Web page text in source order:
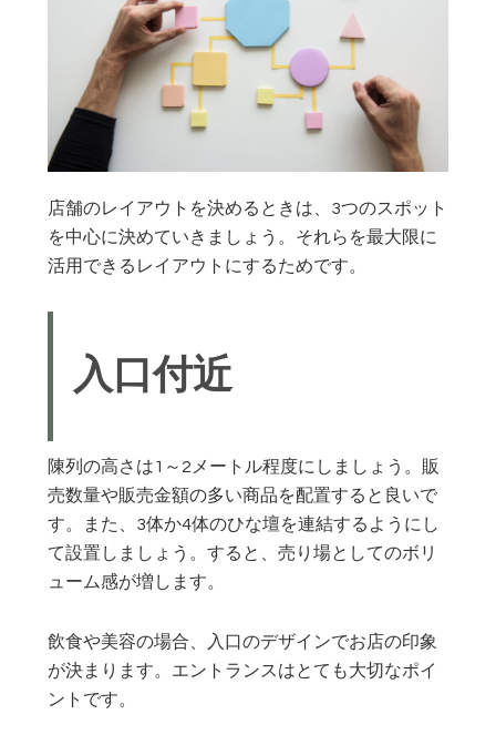
店舗のレイアウトを決めるときは、3つのスポット
を中心に決めていきましょう。それらを最大限に
活用できるレイアウトにするためです。
入口付近
陳列の高さは1～2メートル程度にしましょう。販
売数量や販売金額の多い商品を配置すると良いで
す。また、3体か4体のひな壇を連結するようにし
て設置しましょう。すると、売り場としてのボリ
ューム感が増します。
飲食や美容の場合、入口のデザインでお店の印象
が決まります。エントランスはとても大切なポイ
ントです。